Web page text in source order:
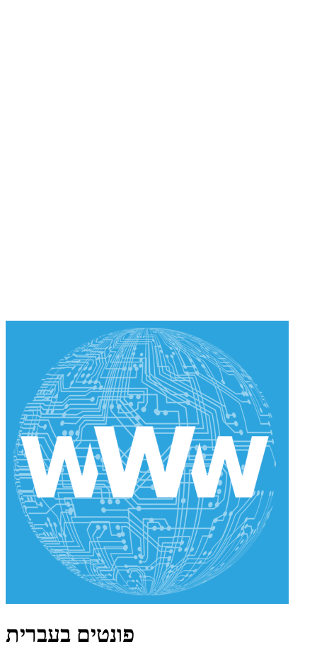
פונטים בעברית